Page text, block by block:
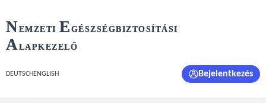
NEMZETI E GÉSZSÉGBIZTOSÍTÁSI
ALAPKEZELŐ
DEUTSCH ENGLISH Bejelentkezés